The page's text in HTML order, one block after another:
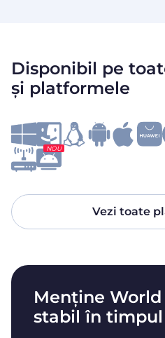
Disponibil pe
și platformele
NOU
Vezi toate
Menține
stabil în timpul